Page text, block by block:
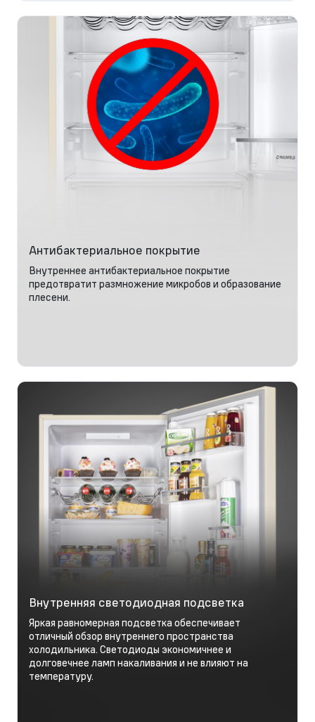
Антибактериальное покрытие
Внутреннее антибактериальное покрытие
предотвратит размножение микробов и образование
плесени.
Внутренняя светодиодная подсветка
Яркая равномерная подсветка обеспечивает
отличный обзор внутреннего пространства
холодильника. Светодиоды экономичнее и
долговечнее ламп накаливания и не влияют на
температуру.